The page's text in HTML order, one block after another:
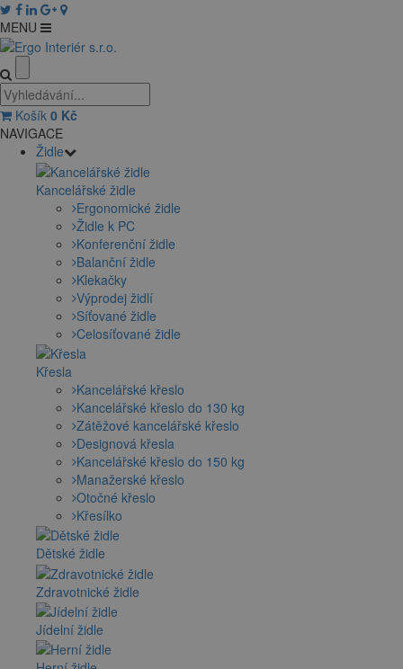
MENU
Košík 0 Kč
NAVIGACE
Židle
Kancelářské židle
Ergonomické židle
Židle k PC
Konferenční židle
Balanční židle
Klekačky
Výprodej židlí
Síťované židle
Celosíťované židle
Křesla
Kancelářské křeslo
Kancelářské křeslo do 130 kg
Zátěžové kancelářské křeslo
Designová křesla
Kancelářské křeslo do 150 kg
Manažerské křeslo
Otočné křeslo
Křesílko
Dětské židle
Zdravotnické židle
Jídelní židle